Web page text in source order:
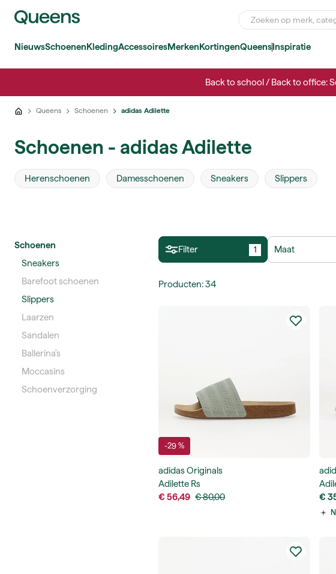
NieuwsSchoenenKledingAccessoiresMerkenKortingenQueensInspiratie
Back to school / Back to office:
Queens Schoenen adidas Adilette
Schoenen - adidas Adilette
Herenschoenen Damesschoenen Sneakers Slippers
Schoenen
Sneakers
Barefoot schoenen
Slippers
Laarzen
Sandalen
Ballerina's
Moccasins
Schoenverzorging
Filter 1 Maat
Producten:34
-29 %
adidas Originals
Adilette Rs
€ 56,49 € 80,00
€